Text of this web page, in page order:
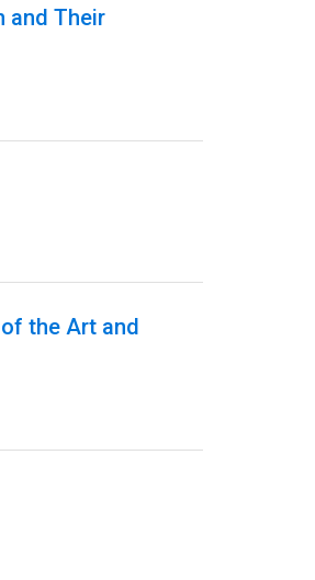
and Their
the Art and